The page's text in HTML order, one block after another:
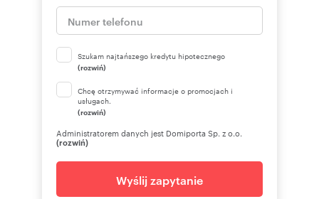
Szukam najtańszego kredytu hipotecznego
(rozwiń)
Chcę otrzymywać informacje o promocjach i
usługach.
(rozwiń)
Administratorem danych jest Domiporta Sp. z o.o.
(rozwiń)
Wyślij zapytanie